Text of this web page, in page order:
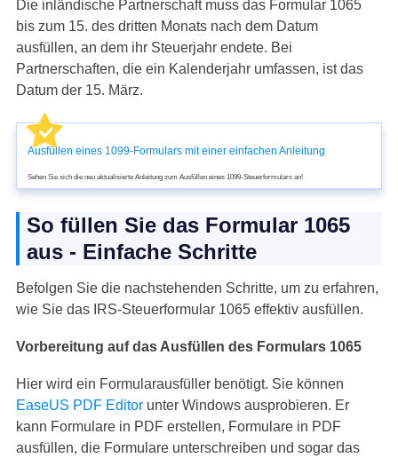
Die inländische Partnerschaft muss das Formular 1065
bis zum 15. des dritten Monats nach dem Datum
ausfüllen, an dem ihr Steuerjahr endete. Bei
Partnerschaften, die ein Kalenderjahr umfassen, ist das
Datum der 15. März.
Ausfüllen eines 1099-Formulars mit einer einfachen Anleitung
Sehen Sie sich die neu aktualisierte Anleitung zum Ausfüllen eines 1099-Steuerformulars an!
So füllen Sie das Formular 1065
aus - Einfache Schritte
Befolgen Sie die nachstehenden Schritte, um zu erfahren,
wie Sie das IRS-Steuerformular 1065 effektiv ausfüllen.
Vorbereitung auf das Ausfüllen des Formulars 1065
Hier wird ein Formularausfüller benötigt. Sie können
EaseUS PDF Editorunter Windows ausprobieren. Er
kann Formulare in PDF erstellen, Formulare in PDF
ausfüllen, die Formulare unterschreiben und sogar das